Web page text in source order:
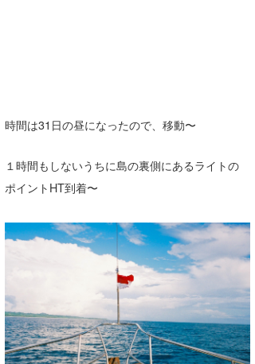
時間は31日の昼になったので、移動〜
１時間もしないうちに島の裏側にあるライトの
ポイントHT到着〜